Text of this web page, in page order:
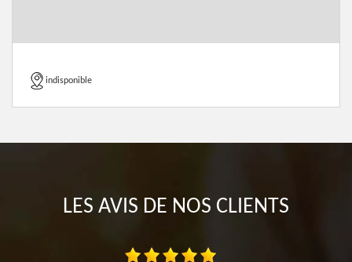
indisponible
LES AVIS DE NOS CLIENTS